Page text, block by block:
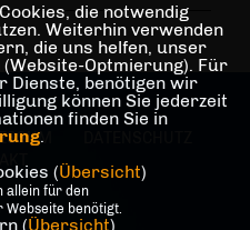
die notwendig
Weiterhin verwenden
die uns helfen, unser
Optmierung). Für
Dienste, benötigen wir
können Sie jederzeit
finden Sie in
.
(Übersicht)
allein für den
Webseite benötigt.
(Übersicht)